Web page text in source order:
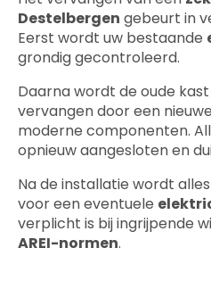
Destelbergen gebeurt in
Eerst wordt uw bestaande
grondig gecontroleerd.
Daarna wordt de oude
vervangen door een nieuwe
moderne componenten.
opnieuw aangesloten en
Na de installatie wordt
voor een eventuele
verplicht is bij ingrijpende
AREI-normen.